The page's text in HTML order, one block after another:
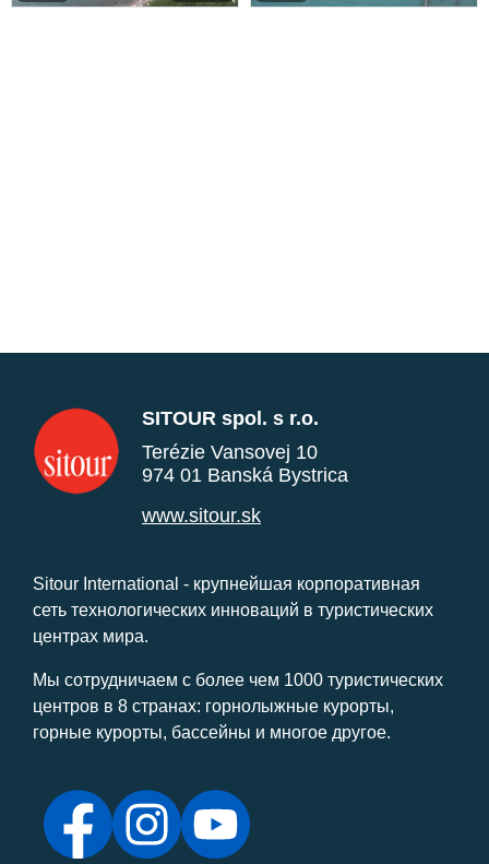
SITOUR spol. s r.o.
Terézie Vansovej 10
974 01 Banská Bystrica
www.sitour.sk
Sitour International - крупнейшая корпоративная
сеть технологических инноваций в туристических
центрах мира.
Мы сотрудничаем с более чем 1000 туристических
центров в 8 странах: горнолыжные курорты,
горные курорты, бассейны и многое другое.